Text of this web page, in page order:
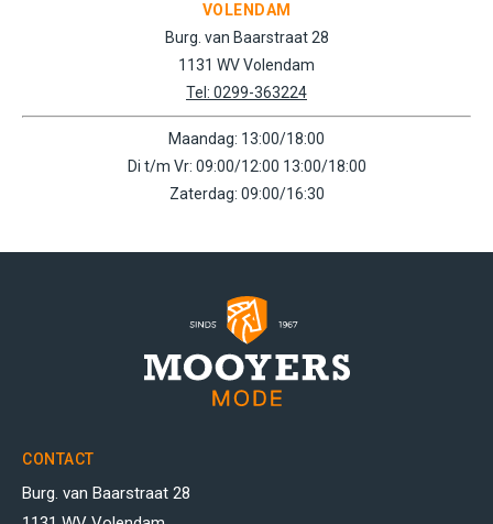
VOLENDAM
Burg. van Baarstraat 28
1131 WV Volendam
Tel: 0299-363224
Maandag: 13:00/18:00
Di t/m Vr: 09:00/12:00 13:00/18:00
Zaterdag: 09:00/16:30
CONTACT
Burg. van Baarstraat 28